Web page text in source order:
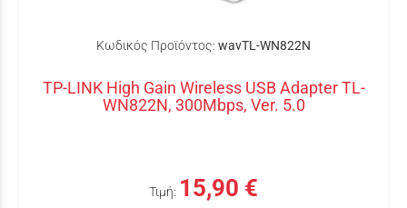
Κωδικός Προϊόντος: wavTL-WN822N
TP-LINK High Gain Wireless USB Adapter TL-
WN822N, 300Mbps, Ver. 5.0
Τιμή: 15,90 €